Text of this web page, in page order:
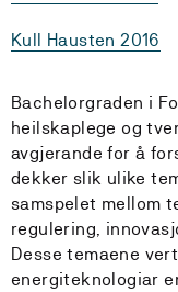
Kull Hausten 2016
Bachelorgraden i
heilskaplege og
avgjerande for å
dekker slik ulike
samspelet mellom
regulering,
Desse temaene
energiteknologiar